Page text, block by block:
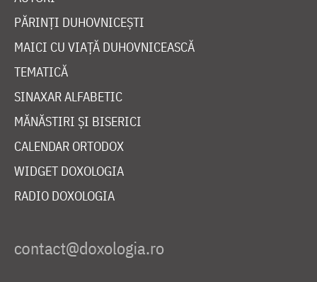
PĂRINȚI DUHOVNICEȘTI
MAICI CU VIAȚĂ DUHOVNICEASCĂ
TEMATICĂ
SINAXAR ALFABETIC
MĂNĂSTIRI ȘI BISERICI
CALENDAR ORTODOX
WIDGET DOXOLOGIA
RADIO DOXOLOGIA